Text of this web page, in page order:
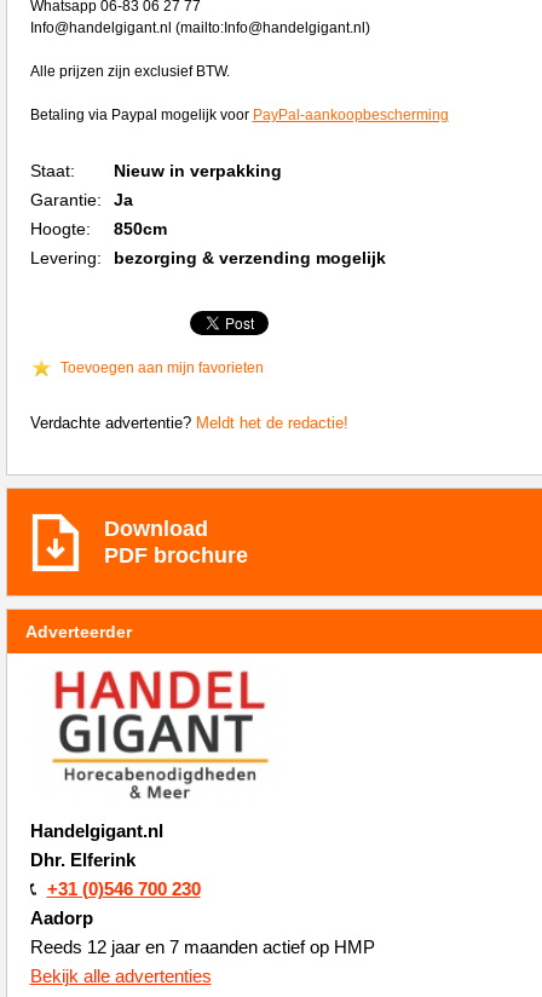
Whatsapp 06-83 06 27 77
Info@handelgigant.nl (mailto:Info@handelgigant.nl)
Alle prijzen zijn exclusief BTW.
Betaling via Paypal mogelijk voor PayPal-aankoopbescherming
Staat:
Nieuw in verpakking
Garantie:
Ja
Hoogte:
850cm
Levering:
bezorging & verzending mogelijk
Toevoegen aan mijn favorieten
Verdachte advertentie? Meldt het de redactie!
Download
PDF brochure
Adverteerder
Handelgigant.nl
Dhr. Elferink
+31 (0)546 700 230
Aadorp
Reeds 12 jaar en 7 maanden actief op HMP
Bekijk alle advertenties